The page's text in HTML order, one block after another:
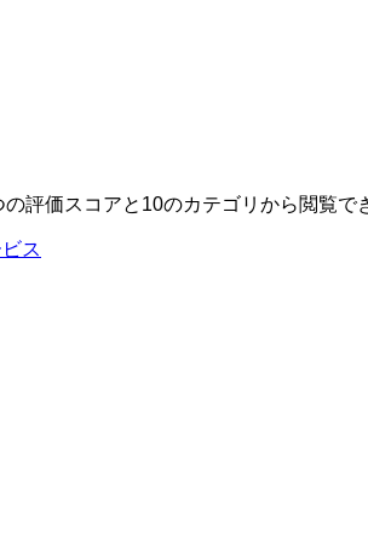
評価スコアと10のカテゴリから閲覧
ス